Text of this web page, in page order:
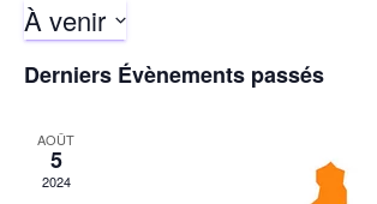
À venir
une
Derniers Évènements passés
AOÛT
5
2024